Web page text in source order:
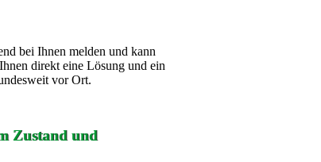
bei Ihnen melden und kann
direkt eine Lösung und ein
vor Ort.
Zustand und